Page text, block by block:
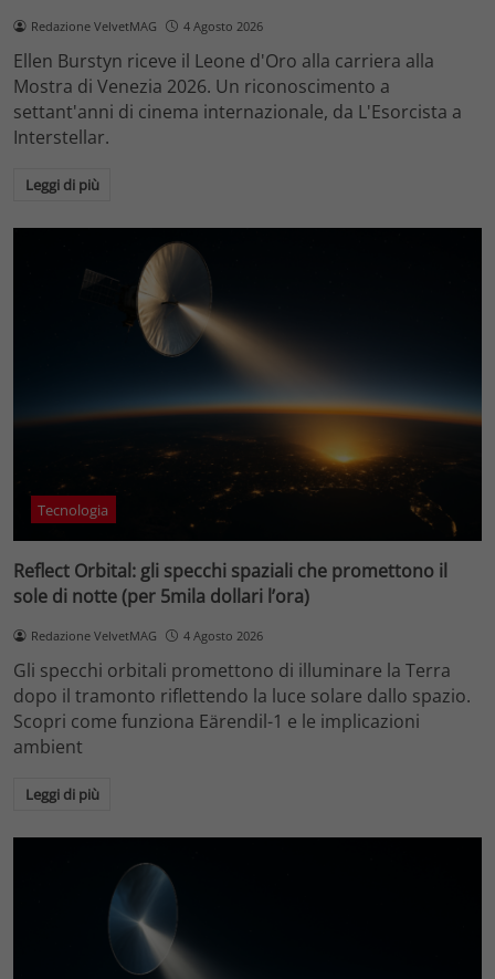
Redazione VelvetMAG 4 Agosto 2026
Ellen Burstyn riceve il Leone d'Oro alla carriera alla
Mostra di Venezia 2026. Un riconoscimento a
settant'anni di cinema internazionale, da L'Esorcista a
Interstellar.
Leggi di più
Tecnologia
Reflect Orbital: gli specchi spaziali che promettono il
sole di notte (per 5mila dollari l’ora)
Redazione VelvetMAG 4 Agosto 2026
Gli specchi orbitali promettono di illuminare la Terra
dopo il tramonto riflettendo la luce solare dallo spazio.
Scopri come funziona Eärendil-1 e le implicazioni
ambient
Leggi di più